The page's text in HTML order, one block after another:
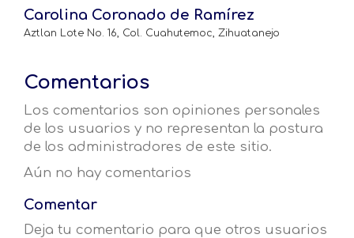
Carolina Coronado de Ramírez
Aztlan Lote No. 16, Col. Cuahutemoc, Zihuatanejo
Comentarios
Los comentarios son opiniones personales
de los usuarios y no representan la postura
de los administradores de este sitio.
Aún no hay comentarios
Comentar
Deja tu comentario para que otros usuarios